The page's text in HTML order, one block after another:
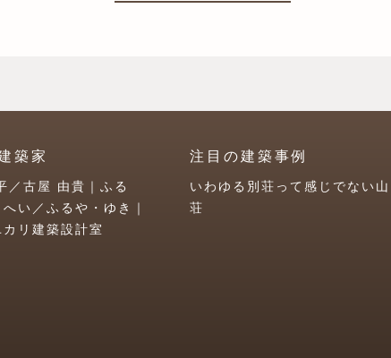
築家
／古屋 由貴｜ふる
い／ふるや・ゆき｜
リ建築設計室
注目の建築事例
いわゆる別荘って感じでない山
荘